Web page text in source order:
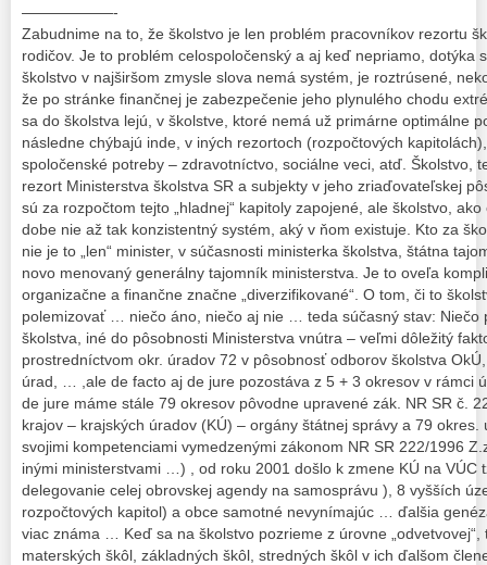
——————-
Zabudnime na to, že školstvo je len problém pracovníkov rezortu
rodičov. Je to problém celospoločenský a aj keď nepriamo, dotýka
školstvo v najširšom zmysle slova nemá systém, je roztrúsené,
že po stránke finančnej je zabezpečenie jeho plynulého chodu
sa do školstva lejú, v školstve, ktoré nemá už primárne optimálne
následne chýbajú inde, v iných rezortoch (rozpočtových
spoločenské potreby – zdravotníctvo, sociálne veci, atď. Školstvo,
rezort Ministerstva školstva SR a subjekty v jeho zriaďovateľskej
sú za rozpočtom tejto „hladnej“ kapitoly zapojené, ale školstvo,
dobe nie až tak konzistentný systém, aký v ňom existuje. Kto za
nie je to „len“ minister, v súčasnosti ministerka školstva, štátna
novo menovaný generálny tajomník ministerstva. Je to oveľa
organizačne a finančne značne „diverzifikované“. O tom, či to
polemizovať … niečo áno, niečo aj nie … teda súčasný stav: Niečo
školstva, iné do pôsobnosti Ministerstva vnútra – veľmi dôležitý
prostredníctvom okr. úradov 72 v pôsobnosť odborov školstva
úrad, … ,ale de facto aj de jure pozostáva z 5 + 3 okresov v rámci
de jure máme stále 79 okresov pôvodne upravené zák. NR SR č.
krajov – krajských úradov (KÚ) – orgány štátnej správy a 79
svojimi kompetenciami vymedzenými zákonom NR SR 222/1996
inými ministerstvami …) , od roku 2001 došlo k zmene KÚ na VÚC
delegovanie celej obrovskej agendy na samosprávu ), 8 vyšších
rozpočtových kapitol) a obce samotné nevynímajúc … ďalšia
viac známa … Keď sa na školstvo pozrieme z úrovne
materských škôl, základných škôl, stredných škôl v ich ďalšom